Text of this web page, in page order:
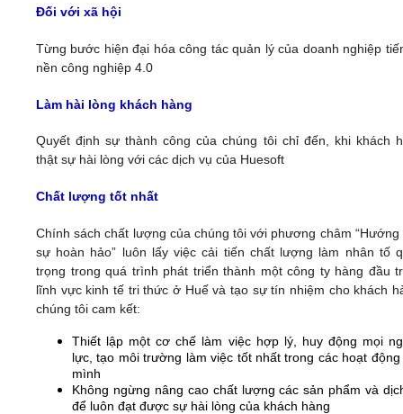
Đối với xã hội
Từng bước hiện đại hóa công tác quản lý của doanh nghiệp
nền công nghiệp 4.0
Làm hài lòng khách hàng
Quyết định sự thành công của chúng tôi chỉ đến, khi khách
thật sự hài lòng với các dịch vụ của Huesoft
Chất lượng tốt nhất
Chính sách chất lượng của chúng tôi với phương châm “Hướng
sự hoàn hảo” luôn lấy việc cải tiến chất lượng làm nhân tố
trọng trong quá trình phát triển thành một công ty hàng đầu
lĩnh vực kinh tế tri thức ở Huế và tạo sự tín nhiệm cho khách
chúng tôi cam kết:
Thiết lập một cơ chế làm việc hợp lý, huy động mọi
lực, tạo môi trường làm việc tốt nhất trong các hoạt động
mình
Không ngừng nâng cao chất lượng các sản phẩm và
để luôn đạt được sự hài lòng của khách hàng